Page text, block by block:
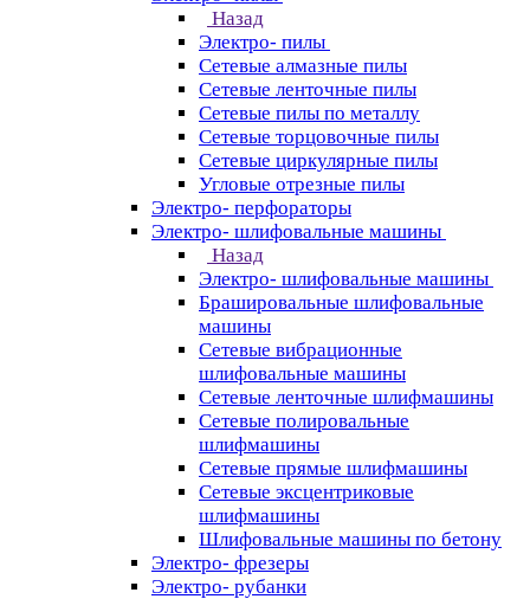
Назад
Электро- пилы
Сетевые алмазные пилы
Сетевые ленточные пилы
Сетевые пилы по металлу
Сетевые торцовочные пилы
Сетевые циркулярные пилы
Угловые отрезные пилы
Электро- перфораторы
Электро- шлифовальные машины
Назад
Электро- шлифовальные машины
Брашировальные шлифовальные
машины
Сетевые вибрационные
шлифовальные машины
Сетевые ленточные шлифмашины
Сетевые полировальные
шлифмашины
Сетевые прямые шлифмашины
Сетевые эксцентриковые
шлифмашины
Шлифовальные машины по бетону
Электро- фрезеры
Электро- рубанки